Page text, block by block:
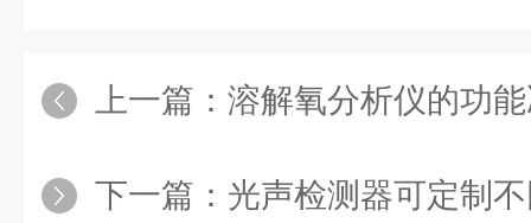
上一篇： 溶解氧分析仪的功
下一篇： 光声检测器可定制